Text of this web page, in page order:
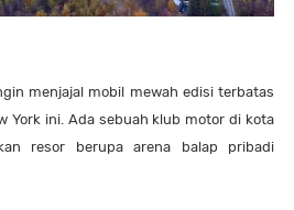
menjajal mobil mewah edisi terbatas
York ini. Ada sebuah klub motor di kota
resor berupa arena balap pribadi